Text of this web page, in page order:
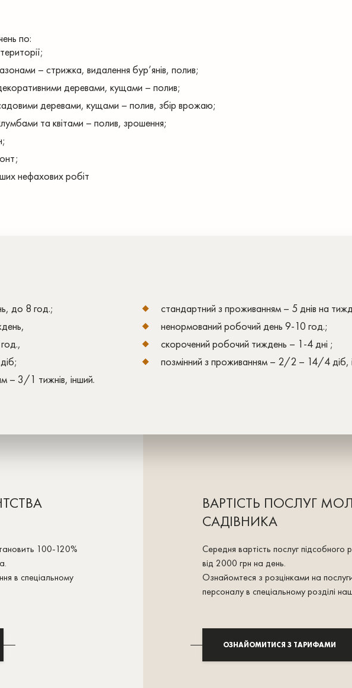
по:
– стрижка, видалення бур’янів, полив;
деревами, кущами – полив;
деревами, кущами – полив, збір врожаю;
та квітами – полив, зрошення;
нефахових робіт
до 8 год.;
стандартний з проживанням – 5 днів на
ненормований робочий день 9-10 год.;
скорочений робочий тиждень – 1-4 дні ;
позмінний з проживанням – 2/2 – 14/4 діб,
– 3/1 тижнів, інший.
100-120%
в спеціальному
ВАРТІСТЬ ПОСЛУГ
САДІВНИКА
Середня вартість послуг підсобного
від 2000 грн на день.
Ознайомтеся з розцінками на
персоналу в спеціальному розділі
ОЗНАЙОМИТИСЯ З ТАРИФАМИ